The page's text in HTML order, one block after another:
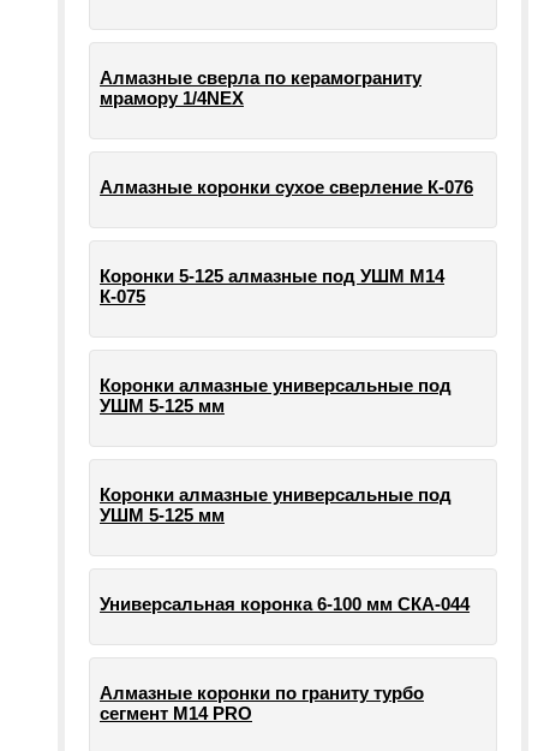
Алмазные сверла по керамограниту
мрамору 1/4NEX
Алмазные коронки сухое сверление К-076
Коронки 5-125 алмазные под УШМ М14
К-075
Коронки алмазные универсальные под
УШМ 5-125 мм
Коронки алмазные универсальные под
УШМ 5-125 мм
Универсальная коронка 6-100 мм СКА-044
Алмазные коронки по граниту турбо
сегмент М14 PRO